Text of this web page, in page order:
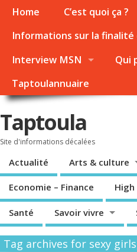
Home C’est quoi ça ?
Informations sur la finalité
Interview MSN
Qui
Taptoulannuaire
Taptoula
Site d'informations décalées
Actualité Arts & culture
Economie – Finance High
Santé Savoir vivre
Tag archives for sexy girls